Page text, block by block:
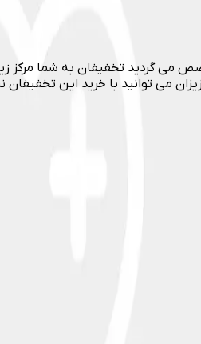
گردید تخفیفان به شما مرکز
می توانید با خرید این